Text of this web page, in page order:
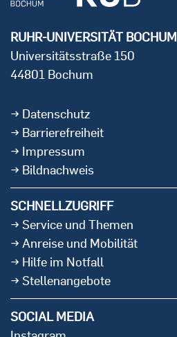
RUHR-UNIVERSITÄT BOCHUM
Universitätsstraße 150
44801 Bochum
Datenschutz
Barrierefreiheit
Impressum
Bildnachweis
SCHNELLZUGRIFF
Service und Themen
Anreise und Mobilität
Hilfe im Notfall
Stellenangebote
SOCIAL MEDIA